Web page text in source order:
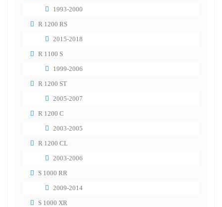
1993-2000
R 1200 RS
2015-2018
R 1100 S
1999-2006
R 1200 ST
2005-2007
R 1200 C
2003-2005
R 1200 CL
2003-2006
S 1000 RR
2009-2014
S 1000 XR